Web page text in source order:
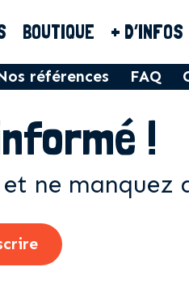
BOUTIQUE + D’INFOS
références FAQ
!
ne manquez